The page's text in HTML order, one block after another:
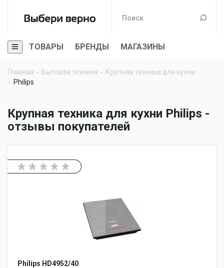
ТОВАРЫ БРЕНДЫ МАГАЗИНЫ
Главная Бытовая техника
Крупная техника для кухни
Philips
Крупная техника для кухни Philips -
отзывы покупателей
Philips HD4952/40